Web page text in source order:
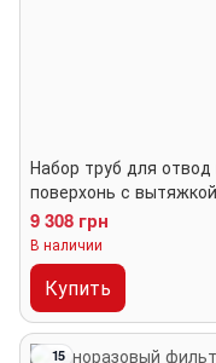
Набор труб для
поверхонь с
9 308 грн
В наличии
Купить
15